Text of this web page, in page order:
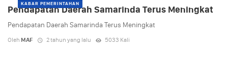
KABAR PEMERINTAHAN
Pendapatan Daerah Samarinda Terus Meningkat
Pendapatan Daerah Samarinda Terus Meningkat
Oleh MAF 2 tahun yang lalu 5033 Kali